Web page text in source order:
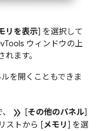
リを表示] を選択して
ウィンドウの上
ます。
を開くこともできま
double_arrow [その他のパネル]
ストから [メモリ ] を選